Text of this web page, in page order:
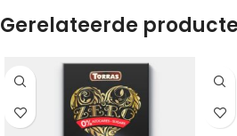
Gerelateerde